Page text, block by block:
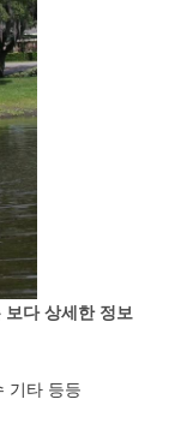
다 상세한 정보
기타 등등